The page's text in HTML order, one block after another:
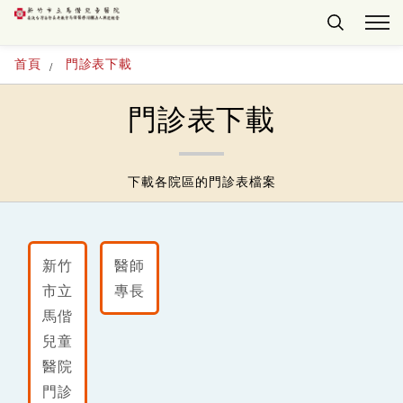
首頁 門診表下載
門診表下載
下載各院區的門診表檔案
新竹
市立
馬偕
兒童
醫院
門診
醫師
專長